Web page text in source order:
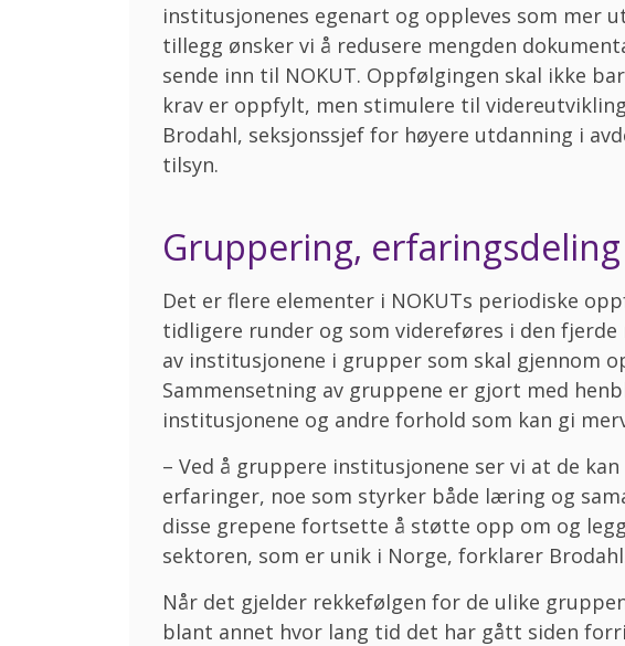
institusjonenes egenart og oppleves som mer
tillegg ønsker vi å redusere mengden
sende inn til NOKUT. Oppfølgingen skal ikke
krav er oppfylt, men stimulere til
Brodahl, seksjonssjef for høyere utdanning i
tilsyn.
Gruppering,
Det er flere elementer i NOKUTs periodiske
tidligere runder og som videreføres i den
av institusjonene i grupper som skal gjennom
Sammensetning av gruppene er gjort med
institusjonene og andre forhold som kan gi
– Ved å gruppere institusjonene ser vi at de
erfaringer, noe som styrker både læring og
disse grepene fortsette å støtte opp om og
sektoren, som er unik i Norge, forklarer
Når det gjelder rekkefølgen for de ulike
blant annet hvor lang tid det har gått siden